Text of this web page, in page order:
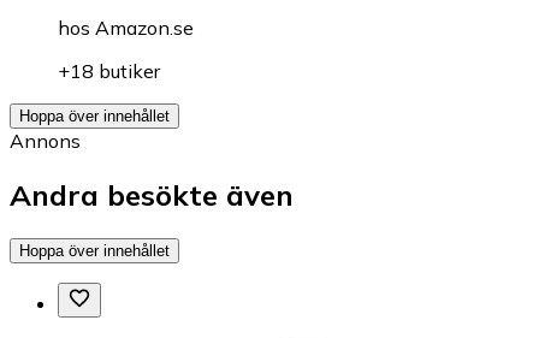
hos Amazon.se
+18 butiker
Hoppa över innehållet
Annons
Andra besökte även
Hoppa över innehållet